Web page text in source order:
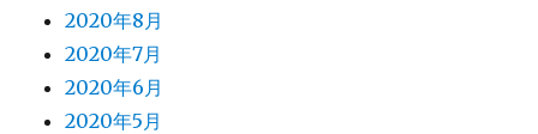
2020年8月
2020年7月
2020年6月
2020年5月